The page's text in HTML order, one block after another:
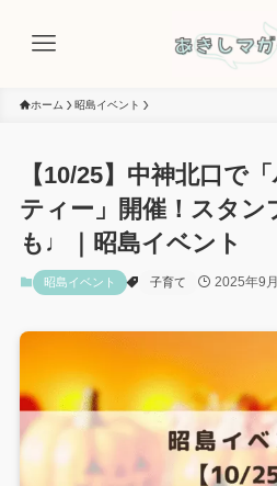
ホーム 昭島イベント
【10/25】中神北口で
ティー」開催！スタン
も♩｜昭島イベント
昭島イベント 子育て 2025年9